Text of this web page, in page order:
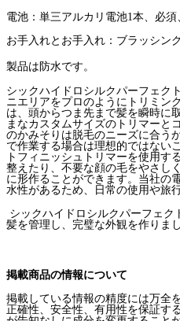
電池：単三アルカリ電池1 本、必須
お手入れとお手入れ：ブラッシン
製品は防水です。
シックハイドロシルクパーフェク
ニエリアをプロのようにトリミン
は、頭からつま先まで髪を瞬時に
まなカスタムサイズのトリマーと
のかみそりは脱毛のニーズに合う
で作業する場合は理想的ではない
トフィニッシュトリマーを使用す
整えたり、不要な顔の毛をやさし
に形作ることができます。当社の
水性があるため、日常の使用や旅
シックハイドロシルクパーフェ
髪を管理し、完璧な外観を作りまし
掲載商品の情報について
掲載している情報の精度には万全
正確性、安全性、有用性を保証す